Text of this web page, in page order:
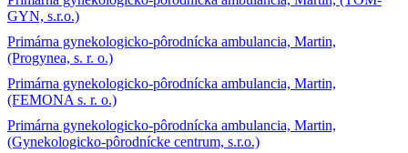
GYN, s.r.o.)
Primárna gynekologicko-pôrodnícka ambulancia, Martin,
(Progynea, s. r. o.)
Primárna gynekologicko-pôrodnícka ambulancia, Martin,
(FEMONA s. r. o.)
Primárna gynekologicko-pôrodnícka ambulancia, Martin,
(Gynekologicko-pôrodnícke centrum, s.r.o.)